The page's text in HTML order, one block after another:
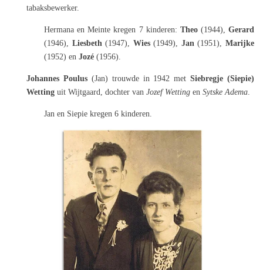
tabaksbewerker.
Hermana en Meinte kregen 7 kinderen: Theo(1944), Gerard
(1946), Liesbeth (1947), Wies(1949), Jan (1951),Marijke
(1952) en Jozé (1956).
Johannes Poulus(Jan) trouwde in 1942 metSiebregje (Siepie)
Wetting uit Wijtgaard, dochter van Jozef Wetting en Sytske Adema
Jan en Siepie kregen 6 kinderen.